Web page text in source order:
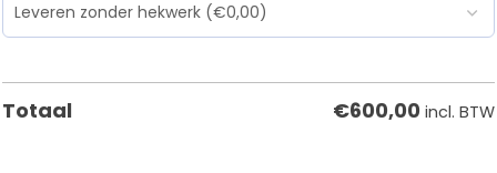
Totaal €600,00 incl. BTW